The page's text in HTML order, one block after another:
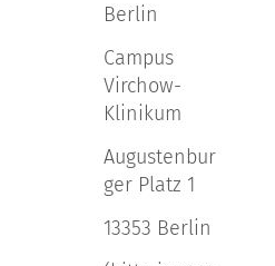
Berlin
Campus
Virchow-
Klinikum
Augustenbur
ger Platz 1
13353 Berlin